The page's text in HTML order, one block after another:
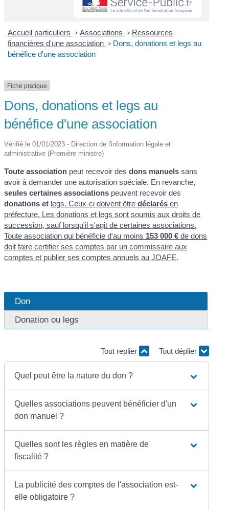
Accueil particuliers > Associations > Ressources
financières d'une association > Dons, donations et legs au
bénéfice d'une association
Fiche pratique
Dons, donations et legs au
bénéfice d'une association
Vérifié le 01/01/2023 - Direction de l'information légale et
administrative (Première ministre)
Toute association peut recevoir desdons manuels sans
avoir à demander une autorisation spéciale. En revanche,
seules certaines associations peuvent recevoir des
donations et legs. Ceux-ci doivent êtredéclarés en
préfecture. Les donations et legs sont soumis aux droits de
succession, sauf lorsqu'il s'agit de certaines associations.
Toute association qui bénéficie d'au moins 153 000 € de dons
doit faire certifier ses comptes par un commissaire aux
comptes et publier ses comptes annuels auJOAFE.
Don
Donation ou legs
Tout replier Tout déplier
Quel peut être la nature du don ?
Quelles associations peuvent bénéficier d'un
don manuel ?
Quelles sont les règles en matière de
fiscalité ?
La publicité des comptes de l'association est-
elle obligatoire ?